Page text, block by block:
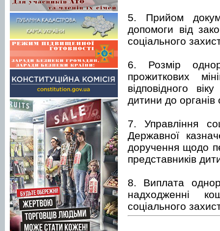
5. Прийом
допомоги від
соціального
6. Розмір
прожиткових
відповідного
дитини до органів
7. Управління
Державної
доручення щодо
представників
8. Виплата
надходженні
соціального